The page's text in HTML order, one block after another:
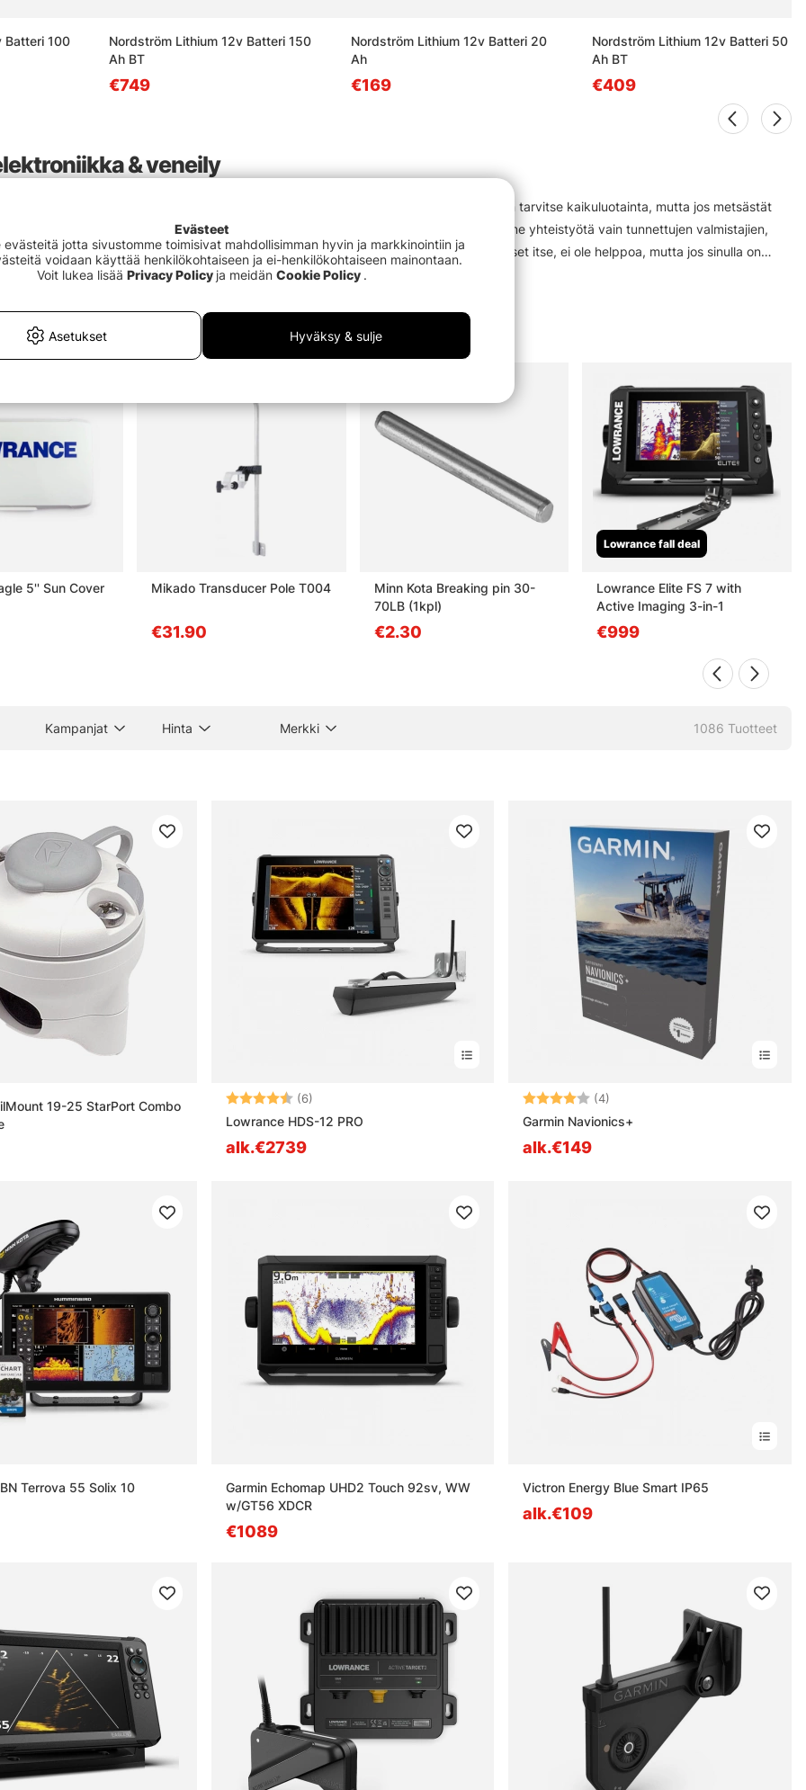
Batteri 100
Nordström Lithium 12v Batteri 150
Ah BT
€749
Nordström Lithium 12v Batteri 20
Ah
€169
Nordström Lithium 12v Batteri 50
Ah BT
€409
& veneily
on tullut lähes välttämätön osa kalastuksen tehokasta harjoittamista. Et tietenkään tarvitse kaikuluotainta, mutta jos metsästät
haluat optimoida kalastuksesi, nämä tuotteet helpottavat asioita huomattavasti. Teemme yhteistyötä vain tunnettujen valmistajien,
Simradin, Lowrancen, Garminin, Deeperin jne. kanssa. Sen tietäminen, mitä tarvitset itse, ei ole helppoa, mutta jos sinulla on
pelkää lähettää sähköpostia asiakaspalveluumme tai tulla myymälään, niin autamme sinua. Meillä on myös laaja valikoima merenkulun
5'' Sun Cover Mikado Transducer Pole T004
€31.90
Minn Kota Breaking pin 30-
70LB (1kpl)
€2.30
Lowrance fall deal
Lowrance Elite FS 7 with
Active Imaging 3-in-1
€999
Kampanjat Hinta Merkki 1086 Tuotteet
19-25 StarPort Combo
Arvio: (6)
Lowrance HDS-12 PRO
alk.€2739
Arvio: (4)
Garmin Navionics+
alk.€149
Terrova 55 Solix 10
Garmin Echomap UHD2 Touch 92sv, WW
w/GT56 XDCR
€1089
Victron Energy Blue Smart IP65
alk.€109
Evästeet
evästeitä jotta sivustomme toimisivat mahdollisimman hyvin ja markkinointiin ja
voidaan käyttää henkilökohtaiseen ja ei-henkilökohtaiseen mainontaan.
Voit lukea lisää Privacy Policy ja meidän Cookie Policy .
Asetukset Hyväksy & sulje